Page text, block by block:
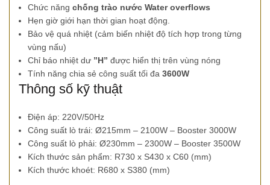
Chức năng chống trào nước Water overflows
Hẹn giờ giới hạn thời gian hoạt động.
Bảo vệ quá nhiệt (cảm biến nhiệt độ tích hợp trong từng
vùng nấu)
Chỉ báo nhiệt dư ”H” được hiển thị trên vùng nóng
Tính năng chia sẻ công suất tối đa 3600W
Thông số kỹ thuật
Điện áp: 220V/50Hz
Công suất lò trái: Ø215mm – 2100W – Booster 3000W
Công suất lò phải: Ø230mm – 2300W – Booster 3500W
Kích thước sản phẩm: R730 x S430 x C60 (mm)
Kích thước khoét: R680 x S380 (mm)